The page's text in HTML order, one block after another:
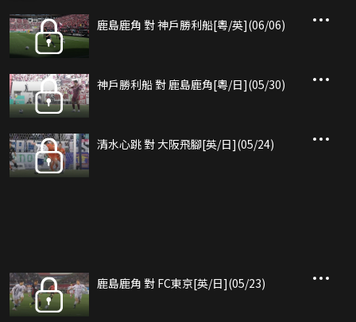
鹿島鹿角 對 神戶勝利船[粵/英](06/06)
神戶勝利船 對 鹿島鹿角[粵/日](05/30)
清水心跳 對 大阪飛腳[英/日](05/24)
鹿島鹿角 對 FC東京[英/日](05/23)